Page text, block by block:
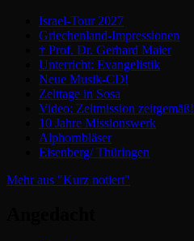
Israel-Tour 2027
Griechenland-Impressionen
† Prof. Dr. Gerhard Maier
Unterricht: Evangelistik
Neue Musik-CD!
Zelttage in Sosa
Video: Zeltmission zeitgemäß!
10 Jahre Missionswerk
Alphornbläser
Eisenberg/ Thüringen
Mehr aus "Kurz notiert"